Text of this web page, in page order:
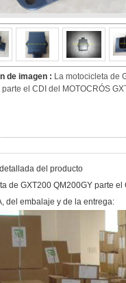
de imagen : La motocicleta de
el CDI del MOTOCRÓS
del producto
de GXT200 QM200GY parte
del embalaje y de la entrega: